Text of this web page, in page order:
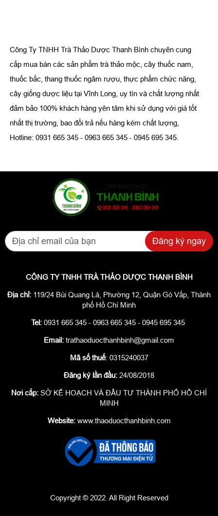
Công Ty TNHH Trà Thảo Dược Thanh Bình chuyên cung
cấp mua bán các sản phẩm trà thảo mộc, cây thuốc nam,
thuốc bắc, thang thuốc ngâm rượu, thực phẩm chức năng,
cây giống dược liệu tại Vĩnh Long, uy tín và chất lượng nhất
đảm bảo 100% khách hàng yên tâm khi sử dụng với giá tốt
nhất thị trường, bao đổi trả nếu hàng kém chất lượng,
Hotline: 0931 665 345 - 0963 665 345 - 0945 695 345.
Đăng ký ngay
CÔNG TY TNHH TRÀ THẢO DƯỢC THANH BÌNH
Địa chỉ: 119/24 Bùi Quang Là, Phường 12, Quận Gò Vấp, Thành
phố Hồ Chí Minh
Tel: 0931 665 345 - 0963 665 345 - 0945 695 345
Email: trathaoduocthanhbinh@gmail.com
Mã số thuế: 0315240037
Đăng ký lần đầu: 24/08/2018
Nơi cấp: SỞ KẾ HOẠCH VÀ ĐẦU TƯ THÀNH PHỐ HỒ CHÍ
MINH
Website:www.thaoduocthanhbinh.com
Copyright © 2022. All Right Reserved